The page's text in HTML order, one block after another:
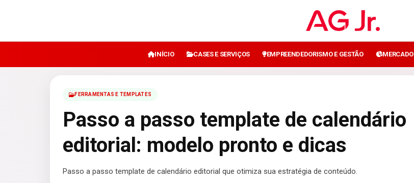
INÍCIO CASES E SERVIÇOS EMPREENDEDORISMO E GESTÃO MERCADO
FERRAMENTAS E TEMPLATES
Passo a passo template de calendário
editorial: modelo pronto e dicas
Passo a passo template de calendário editorial que otimiza sua estratégia de conteúdo.